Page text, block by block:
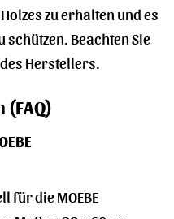
zu erhalten und es
Beachten Sie
Herstellers.
für die MOEBE